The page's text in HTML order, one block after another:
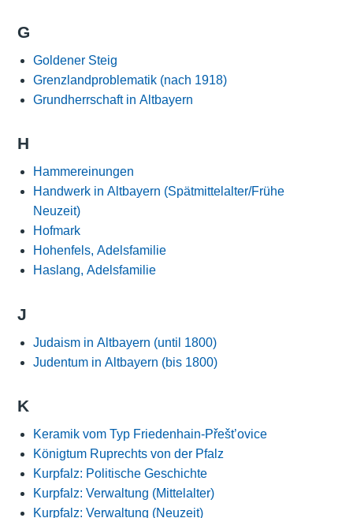
G
Goldener Steig
Grenzlandproblematik (nach 1918)
Grundherrschaft in Altbayern
H
Hammereinungen
Handwerk in Altbayern (Spätmittelalter/Frühe
Neuzeit)
Hofmark
Hohenfels, Adelsfamilie
Haslang, Adelsfamilie
J
Judaism in Altbayern (until 1800)
Judentum in Altbayern (bis 1800)
K
Keramik vom Typ Friedenhain-Přešt’ovice
Königtum Ruprechts von der Pfalz
Kurpfalz: Politische Geschichte
Kurpfalz: Verwaltung (Mittelalter)
Kurpfalz: Verwaltung (Neuzeit)